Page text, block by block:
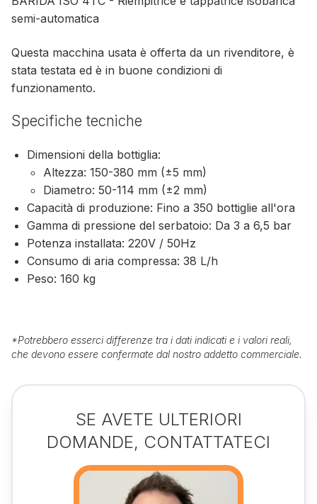
semi-automatica
Questa macchina usata è offerta da un rivenditore, è
stata testata ed è in buone condizioni di
funzionamento.
Specifiche tecniche
Dimensioni della bottiglia:
Altezza: 150-380 mm (±5 mm)
Diametro: 50-114 mm (±2 mm)
Capacità di produzione: Fino a 350 bottiglie all'ora
Gamma di pressione del serbatoio: Da 3 a 6,5 bar
Potenza installata: 220V / 50Hz
Consumo di aria compressa: 38 L/h
Peso: 160 kg
*Potrebbero esserci differenze tra i dati indicati e i valori reali,
che devono essere confermate dal nostro addetto commerciale.
SE AVETE ULTERIORI
DOMANDE, CONTATTATECI